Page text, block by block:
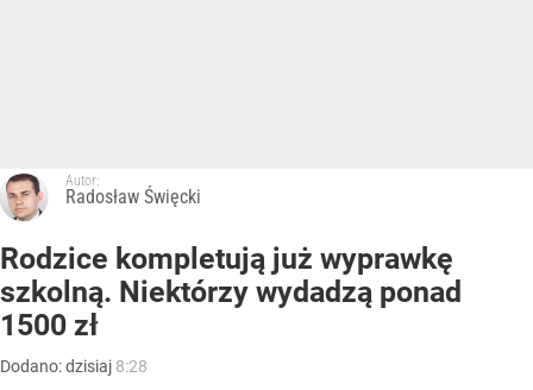
Autor:
Radosław Święcki
Rodzice kompletują już wyprawkę
szkolną. Niektórzy wydadzą ponad
1500 zł
Dodano:dzisiaj 8:28